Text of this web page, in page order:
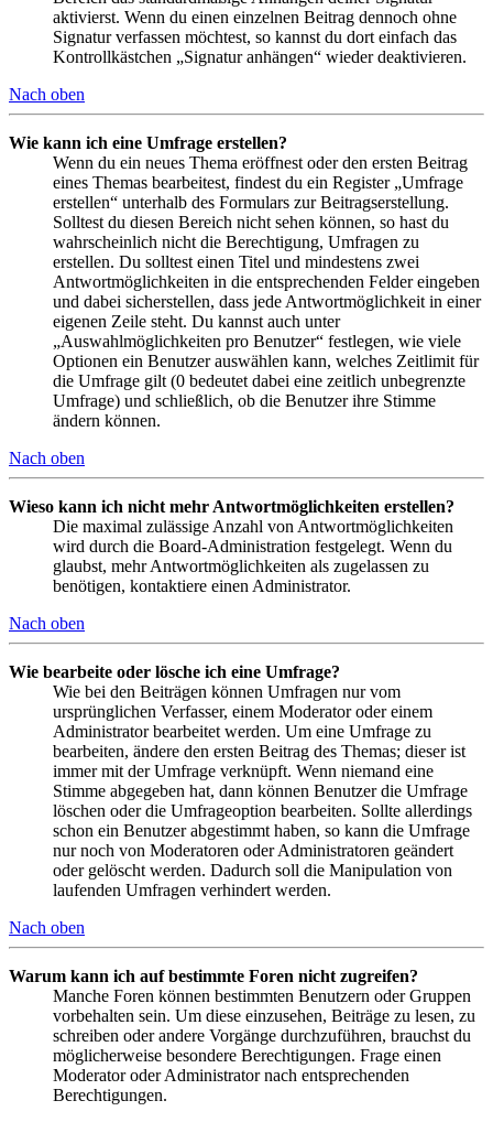
aktivierst. Wenn du einen einzelnen Beitrag dennoch ohne
Signatur verfassen möchtest, so kannst du dort einfach das
Kontrollkästchen „Signatur anhängen“ wieder deaktivieren.
Nach oben
Wie kann ich eine Umfrage erstellen?
Wenn du ein neues Thema eröffnest oder den ersten Beitrag
eines Themas bearbeitest, findest du ein Register „Umfrage
erstellen“ unterhalb des Formulars zur Beitragserstellung.
Solltest du diesen Bereich nicht sehen können, so hast du
wahrscheinlich nicht die Berechtigung, Umfragen zu
erstellen. Du solltest einen Titel und mindestens zwei
Antwortmöglichkeiten in die entsprechenden Felder eingeben
und dabei sicherstellen, dass jede Antwortmöglichkeit in einer
eigenen Zeile steht. Du kannst auch unter
„Auswahlmöglichkeiten pro Benutzer“ festlegen, wie viele
Optionen ein Benutzer auswählen kann, welches Zeitlimit für
die Umfrage gilt (0 bedeutet dabei eine zeitlich unbegrenzte
Umfrage) und schließlich, ob die Benutzer ihre Stimme
ändern können.
Nach oben
Wieso kann ich nicht mehr Antwortmöglichkeiten erstellen?
Die maximal zulässige Anzahl von Antwortmöglichkeiten
wird durch die Board-Administration festgelegt. Wenn du
glaubst, mehr Antwortmöglichkeiten als zugelassen zu
benötigen, kontaktiere einen Administrator.
Nach oben
Wie bearbeite oder lösche ich eine Umfrage?
Wie bei den Beiträgen können Umfragen nur vom
ursprünglichen Verfasser, einem Moderator oder einem
Administrator bearbeitet werden. Um eine Umfrage zu
bearbeiten, ändere den ersten Beitrag des Themas; dieser ist
immer mit der Umfrage verknüpft. Wenn niemand eine
Stimme abgegeben hat, dann können Benutzer die Umfrage
löschen oder die Umfrageoption bearbeiten. Sollte allerdings
schon ein Benutzer abgestimmt haben, so kann die Umfrage
nur noch von Moderatoren oder Administratoren geändert
oder gelöscht werden. Dadurch soll die Manipulation von
laufenden Umfragen verhindert werden.
Nach oben
Warum kann ich auf bestimmte Foren nicht zugreifen?
Manche Foren können bestimmten Benutzern oder Gruppen
vorbehalten sein. Um diese einzusehen, Beiträge zu lesen, zu
schreiben oder andere Vorgänge durchzuführen, brauchst du
möglicherweise besondere Berechtigungen. Frage einen
Moderator oder Administrator nach entsprechenden
Berechtigungen.